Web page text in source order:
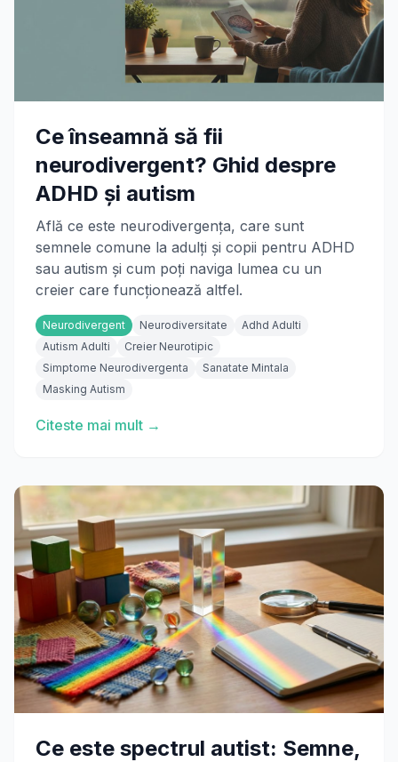
Ce înseamnă să fii
neurodivergent? Ghid despre
ADHD și autism
Află ce este neurodivergența, care sunt
semnele comune la adulți și copii pentru ADHD
sau autism și cum poți naviga lumea cu un
creier care funcționează altfel.
Neurodivergent Neurodiversitate
Adhd Adulti
Autism Adulti
Creier Neurotipic
Simptome Neurodivergenta
Sanatate Mintala
Masking Autism
Citeste mai mult →
Ce este spectrul autist: Semne,